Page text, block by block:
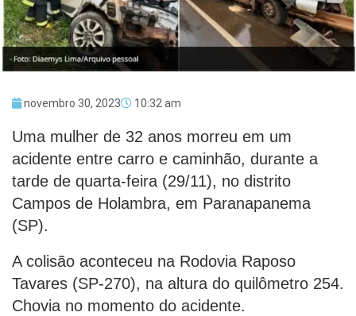
novembro 30, 2023 10:32 am
Uma mulher de 32 anos morreu em um
acidente entre carro e caminhão, durante a
tarde de quarta-feira (29/11), no distrito
Campos de Holambra, em Paranapanema
(SP).
A colisão aconteceu na Rodovia Raposo
Tavares (SP-270), na altura do quilômetro 254.
Chovia no momento do acidente.